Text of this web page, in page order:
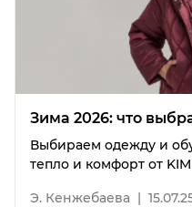
Зима 2026: что
Выбираем одежду и
тепло и комфорт от
Э. Кенжебаева |